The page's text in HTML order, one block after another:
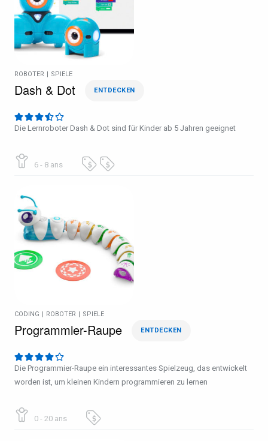
ROBOTER | SPIELE
Dash & Dot ENTDECKEN
Die Lernroboter Dash & Dot sind für Kinder ab 5 Jahren geeignet
6 - 8 ans
CODING | ROBOTER | SPIELE
Programmier-Raupe ENTDECKEN
Die Programmier-Raupe ein interessantes Spielzeug, das entwickelt
worden ist, um kleinen Kindern programmieren zu lernen
0 - 20 ans